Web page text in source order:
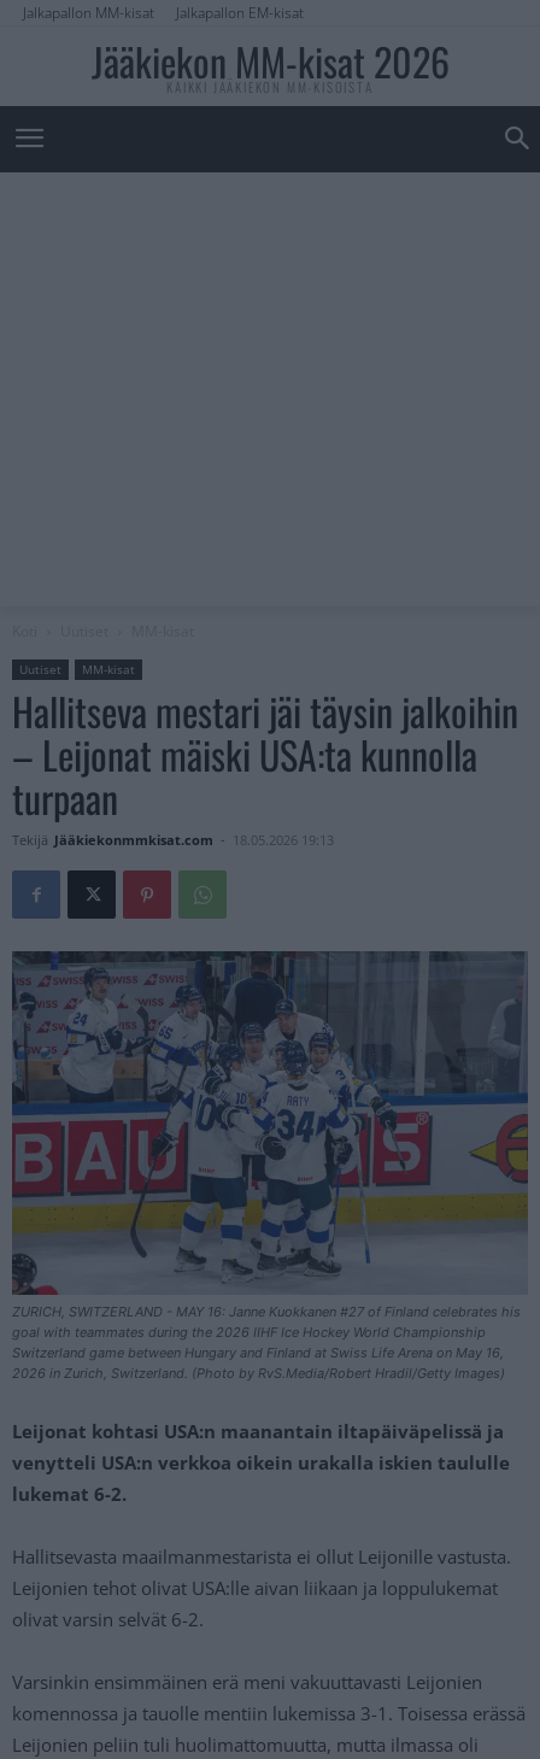
Jalkapallon MM-kisat Jalkapallon EM-kisat
Jääkiekon MM-kisat 2026
KAIKKI JÄÄKIEKON MM-KISOISTA
Uutiset MM-kisat
Hallitseva mestari jäi täysin jalkoihin
– Leijonat mäiski USA:ta kunnolla
turpaan
Tekijä Jääkiekonmmkisat.com - 18.05.2026 19:13
ZURICH, SWITZERLAND - MAY 16: Janne Kuokkanen #27 of Finland celebrates his
goal with teammates during the 2026 IIHF Ice Hockey World Championship
Switzerland game between Hungary and Finland at Swiss Life Arena on May 16,
2026 in Zurich, Switzerland. (Photo by RvS.Media/Robert Hradil/Getty Images)
Leijonat kohtasi USA:n maanantain iltapäiväpelissä ja
venytteli USA:n verkkoa oikein urakalla iskien taululle
lukemat 6-2.
Hallitsevasta maailmanmestarista ei ollut Leijonille vastusta.
Leijonien tehot olivat USA:lle aivan liikaan ja loppulukemat
olivat varsin selvät 6-2.
Varsinkin ensimmäinen erä meni vakuuttavasti Leijonien
komennossa ja tauolle mentiin lukemissa 3-1. Toisessa erässä
Leijonien peliin tuli huolimattomuutta, mutta ilmassa oli